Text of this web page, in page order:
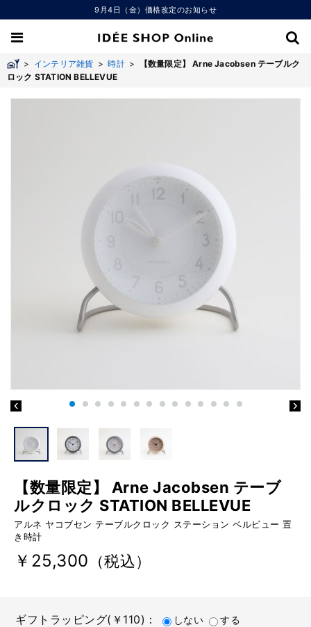
9月4日（金）価格改定のお知らせ
> インテリア雑貨 >時計>
【数量限定】 Arne Jacobsen テーブルク
ロック STATION BELLEVUE
【数量限定】 Arne Jacobsen テーブ
ルクロック STATION BELLEVUE
アルネ ヤコブセン テーブルクロック ステーション ベルビュー 置
き時計
￥25,300 （税込）
ギフトラッピング(￥110)： しない する